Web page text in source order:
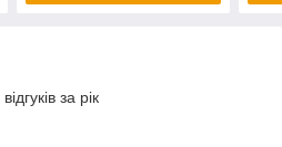
за рік